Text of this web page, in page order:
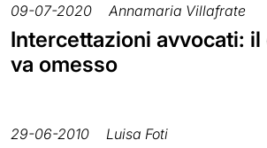
09-07-2020 Annamaria Villafrate
Intercettazioni avvocati:
va omesso
29-06-2010 Luisa Foti